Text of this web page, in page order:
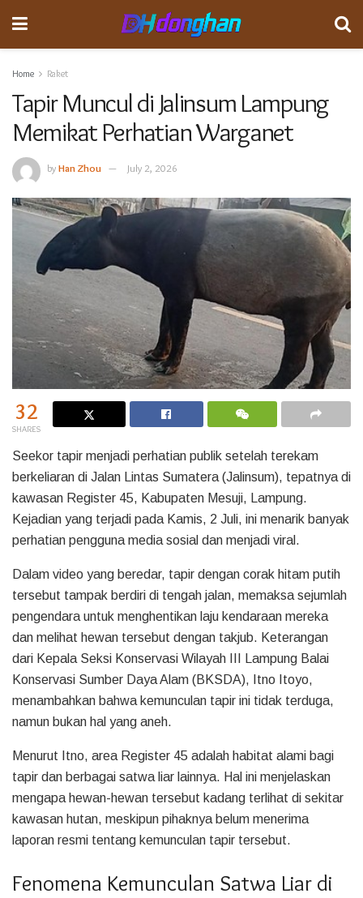
Home Raket
Tapir Muncul di Jalinsum Lampung
Memikat Perhatian Warganet
byHan Zhou July 2, 2026
32
SHARES
Seekor tapir menjadi perhatian publik setelah terekam
berkeliaran di Jalan Lintas Sumatera (Jalinsum), tepatnya di
kawasan Register 45, Kabupaten Mesuji, Lampung.
Kejadian yang terjadi pada Kamis, 2 Juli, ini menarik banyak
perhatian pengguna media sosial dan menjadi viral.
Dalam video yang beredar, tapir dengan corak hitam putih
tersebut tampak berdiri di tengah jalan, memaksa sejumlah
pengendara untuk menghentikan laju kendaraan mereka
dan melihat hewan tersebut dengan takjub. Keterangan
dari Kepala Seksi Konservasi Wilayah III Lampung Balai
Konservasi Sumber Daya Alam (BKSDA), Itno Itoyo,
menambahkan bahwa kemunculan tapir ini tidak terduga,
namun bukan hal yang aneh.
Menurut Itno, area Register 45 adalah habitat alami bagi
tapir dan berbagai satwa liar lainnya. Hal ini menjelaskan
mengapa hewan-hewan tersebut kadang terlihat di sekitar
kawasan hutan, meskipun pihaknya belum menerima
laporan resmi tentang kemunculan tapir tersebut.
Fenomena Kemunculan Satwa Liar di